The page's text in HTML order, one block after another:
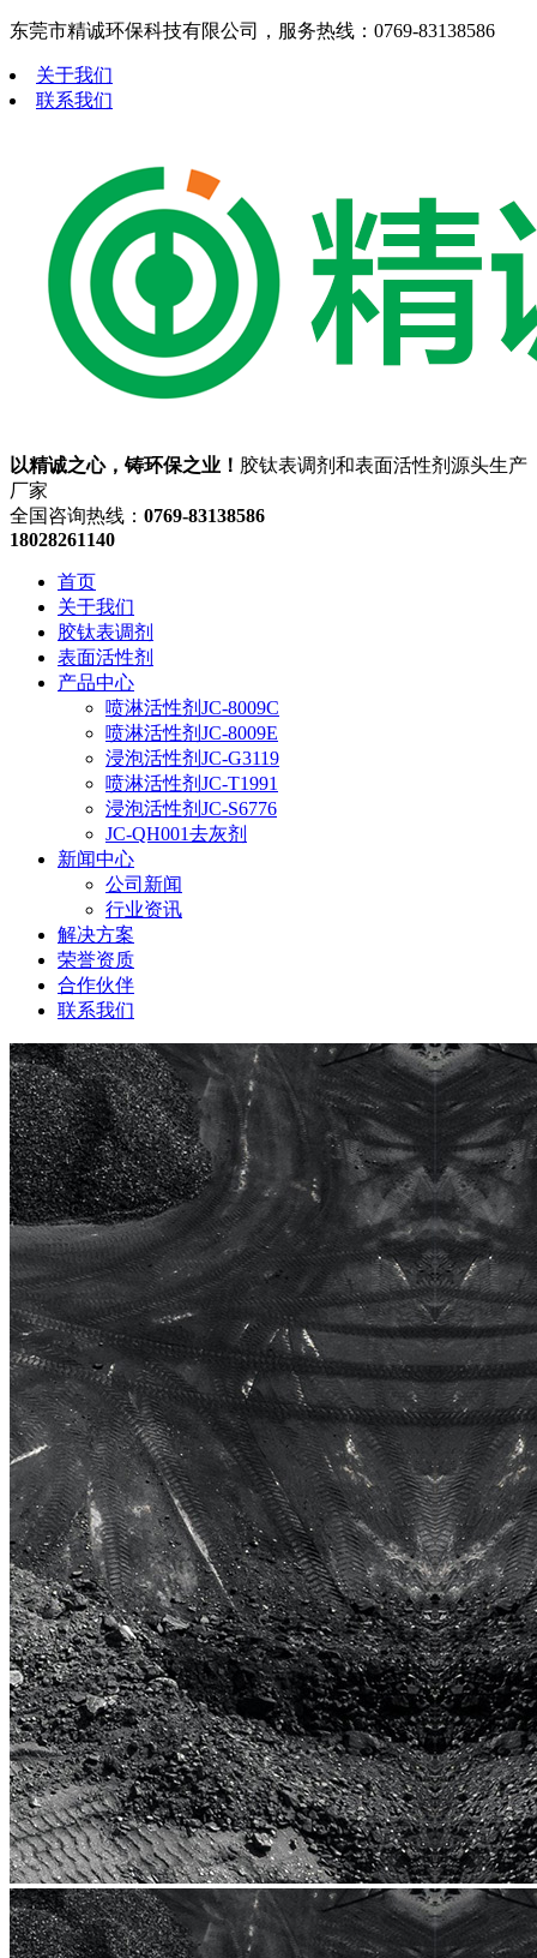
东莞市精诚环保科技有限公司，服务热线：0769-83138586
关于我们
联系我们
以精诚之心，铸环保之业！ 胶钛表调剂和表面活性剂源头生产
厂家
全国咨询热线： 0769-83138586
18028261140
首页
关于我们
胶钛表调剂
表面活性剂
产品中心
喷淋活性剂JC-8009C
喷淋活性剂JC-8009E
浸泡活性剂JC-G3119
喷淋活性剂JC-T1991
浸泡活性剂JC-S6776
JC-QH001去灰剂
新闻中心
公司新闻
行业资讯
解决方案
荣誉资质
合作伙伴
联系我们